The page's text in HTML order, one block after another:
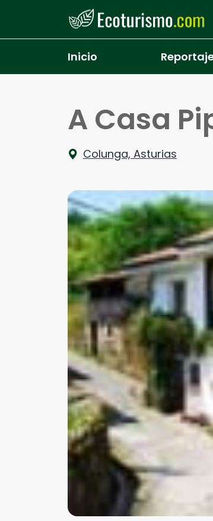
Pasar al contenido principal
Inicio
A Casa
Colunga, Asturias